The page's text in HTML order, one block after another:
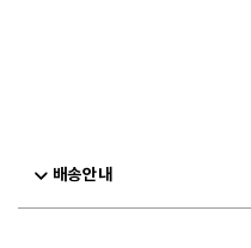
배송안내